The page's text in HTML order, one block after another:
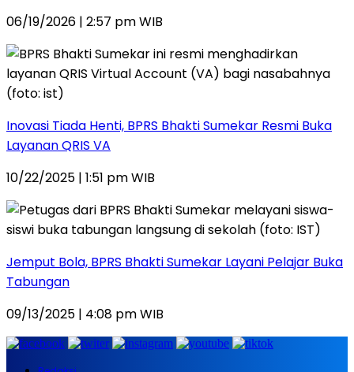
06/19/2026 | 2:57 pm WIB
Inovasi Tiada Henti, BPRS Bhakti Sumekar Resmi Buka
Layanan QRIS VA
10/22/2025 | 1:51 pm WIB
Jemput Bola, BPRS Bhakti Sumekar Layani Pelajar Buka
Tabungan
09/13/2025 | 4:08 pm WIB